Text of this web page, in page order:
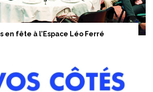
en fête à l’Espace Léo Ferré